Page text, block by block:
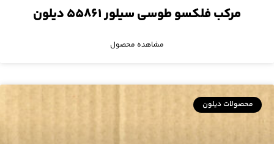
مرکب فلکسو طوسی سیلور ۵۵۸۶۱ دیلون
مشاهده محصول
محصولات دیلون